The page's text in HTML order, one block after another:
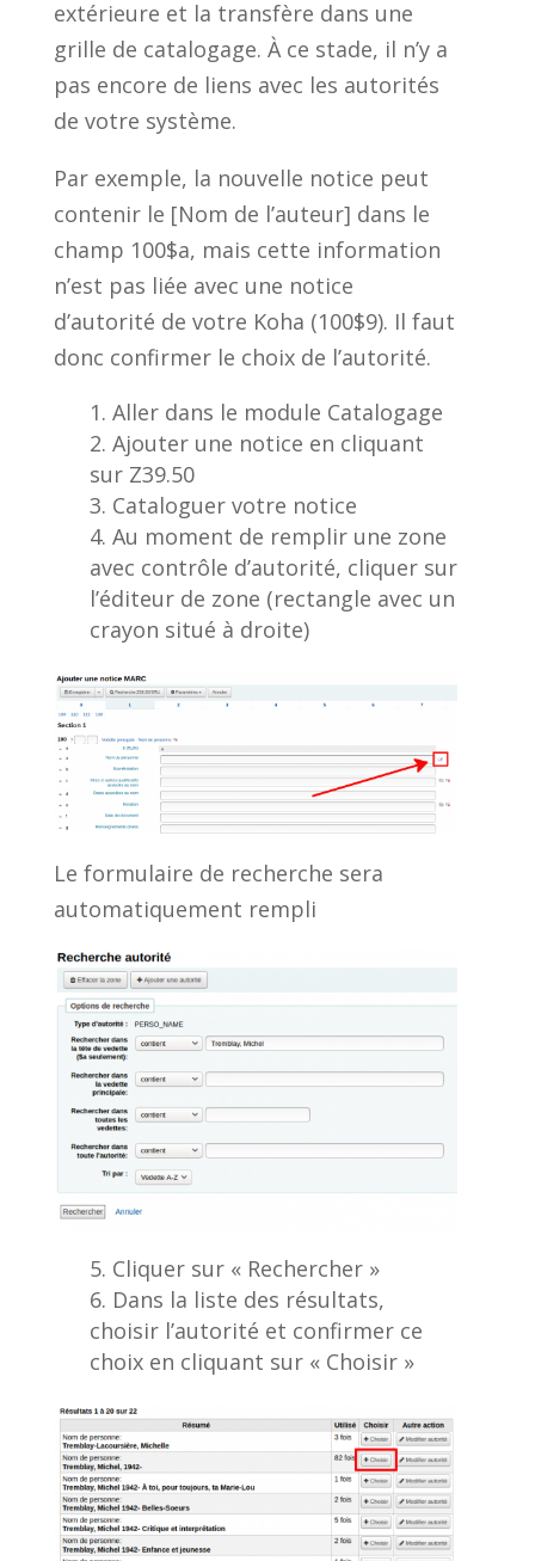
extérieure et la transfère dans une
grille de catalogage. À ce stade, il n’y a
pas encore de liens avec les autorités
de votre système.
Par exemple, la nouvelle notice peut
contenir le [Nom de l’auteur] dans le
champ 100$a, mais cette information
n’est pas liée avec une notice
d’autorité de votre Koha (100$9). Il faut
donc confirmer le choix de l’autorité.
Aller dans le module Catalogage
Ajouter une notice en cliquant
sur Z39.50
Cataloguer votre notice
Au moment de remplir une zone
avec contrôle d’autorité, cliquer sur
l’éditeur de zone (rectangle avec un
crayon situé à droite)
Le formulaire de recherche sera
automatiquement rempli
Cliquer sur « Rechercher »
Dans la liste des résultats,
choisir l’autorité et confirmer ce
choix en cliquant sur « Choisir »